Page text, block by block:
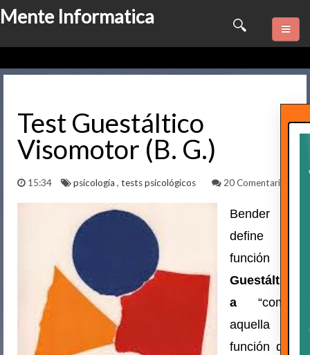
Mente Informatica
Quienes somos
Consulta Online
Software
Contactame
Test Guestáltico
Visomotor (B. G.)
15:34 psicología , tests psicológicos 20 Comentarios
Bender
define la
función
Guestáltic
a “como
aquella
función del